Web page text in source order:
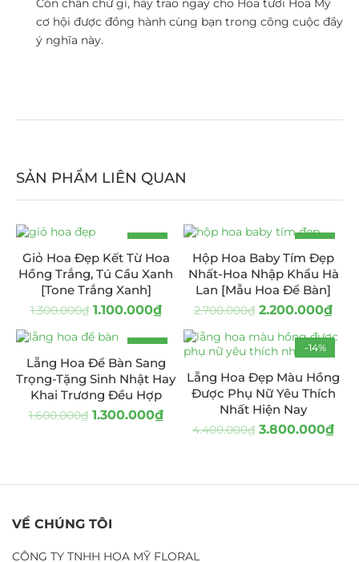
Còn chần chừ gì, hãy trao ngay cho Hoa tươi Hoa Mỹ
cơ hội được đồng hành cùng bạn trong công cuộc đầy
ý nghĩa này.
SẢN PHẨM LIÊN QUAN
-15%
Giỏ Hoa Đẹp Kết Từ Hoa
Hồng Trắng, Tú Cầu Xanh
[Tone Trắng Xanh]
1.300.000₫ 1.100.000₫
-19%
Hộp Hoa Baby Tím Đẹp
Nhất-Hoa Nhập Khẩu Hà
Lan [Mẫu Hoa Để Bàn]
2.700.000₫ 2.200.000₫
-19%
Lẵng Hoa Để Bàn Sang
Trọng-Tặng Sinh Nhật Hay
Khai Trương Đều Hợp
1.600.000₫ 1.300.000₫
-14%
Lẵng Hoa Đẹp Màu Hồng
Được Phụ Nữ Yêu Thích
Nhất Hiện Nay
4.400.000₫ 3.800.000₫
VỀ CHÚNG TÔI
CÔNG TY TNHH HOA MỸ FLORAL